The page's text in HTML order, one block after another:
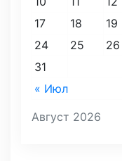
Август 2026
« Июл
17
18 19
24
25 26
31